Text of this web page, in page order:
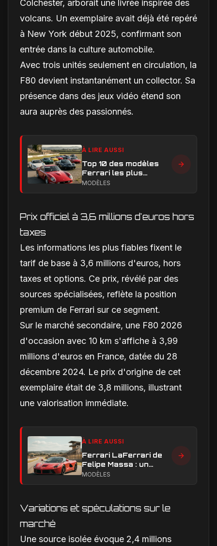
Colchester, arborait une livrée inspirée des
volcans. Un exemplaire avait déjà été repéré
à New York début 2025, confirmant son
entrée dans la culture automobile.
Avec trois unités seulement en circulation, la
F80 devient instantanément un collector. Sa
présence dans des jeux vidéo étend son
aura auprès des passionnés.
À LIRE AUSSI
Top 10 des modèles
Ferrari les plus
emblématiques : les
MODÈLES
Prix officiel à 3,6 millions d'euros hors
taxes
Les informations les plus fiables fixent le
tarif de base à 3,6 millions d'euros, hors
taxes et options. Ce prix, révélé par des
sources spécialisées, reflète la position
premium de Ferrari sur ce segment.
Sur le marché secondaire, une F80 2026
d'occasion avec 10 km s'affiche à 3,99
millions d'euros en France, datée du 28
décembre 2024. Le prix d'origine de cet
exemplaire était de 3,8 millions, illustrant
une valorisation immédiate.
À LIRE AUSSI
Ferrari LaFerrari de
Felipe Massa : un
exemplaire de
MODÈLES
Variations et spéculations sur le
marché
Une source isolée évoque 2,4 millions